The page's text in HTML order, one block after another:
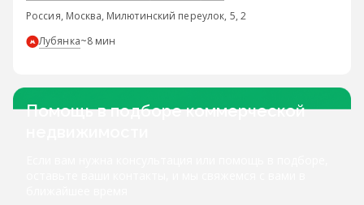
Россия, Москва, Милютинский переулок, 5, 2
Лубянка~8 мин
Помощь в подборе коммерческой